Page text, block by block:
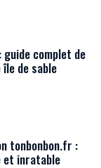
guide complet de
de sable
tonbonbon.fr :
inratable